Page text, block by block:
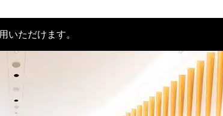
いただけます。